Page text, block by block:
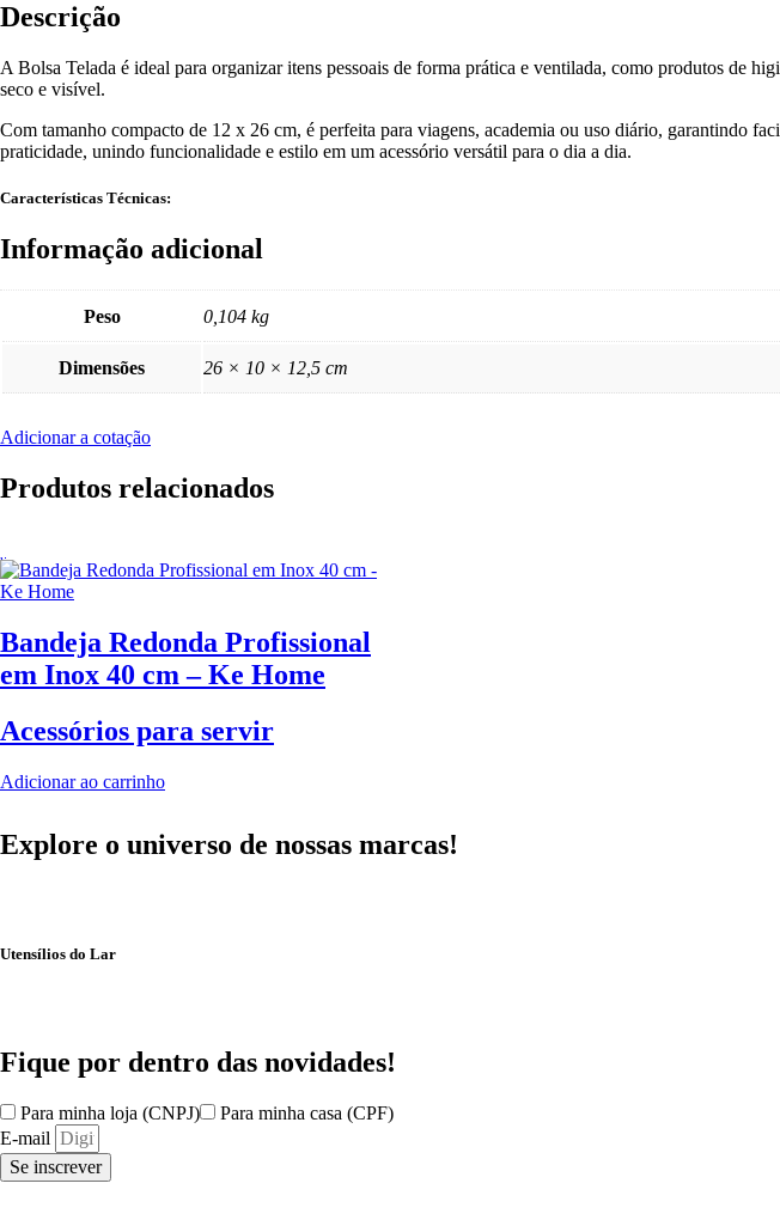
Descrição
A Bolsa Telada é ideal para organizar itens pessoais de forma prática e ventilada, como produtos de
seco e visível.
Com tamanho compacto de 12 x 26 cm, é perfeita para viagens, academia ou uso diário, garantindo
praticidade, unindo funcionalidade e estilo em um acessório versátil para o dia a dia.
Características Técnicas:
Informação adicional
Peso 0,104 kg
Dimensões 26 × 10 × 12,5 cm
Adicionar a cotação
Produtos relacionados
Bandeja Redonda Profissional
em Inox 40 cm – Ke Home
Acessórios para servir
Adicionar ao carrinho
Explore o universo de nossas marcas!
Utensílios do Lar
Fique por dentro das novidades!
Para minha loja (CNPJ)
Para minha casa (CPF)
E-mail
Se inscrever